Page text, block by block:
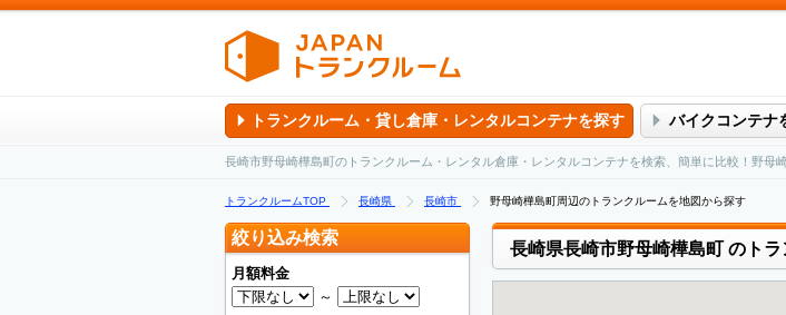
トランクルーム・貸し倉庫・レンタルコンテナを探す バイクコンテナ
長崎市野母崎樺島町のトランクルーム・レンタル倉庫・レンタルコンテナを検索、簡単に比較！野母
トランクルームTOP 長崎県 長崎市 野母崎樺島町周辺のトランクルームを地図から探す
長崎県長崎市野母崎樺島町のトラ
絞り込み検索
月額料金
～